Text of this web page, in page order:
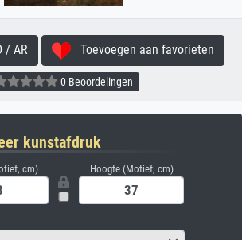
/ AR Toevoegen aan favorieten
0 Beoordelingen
kunstafdruk
cm) Hoogte (Motief, cm)